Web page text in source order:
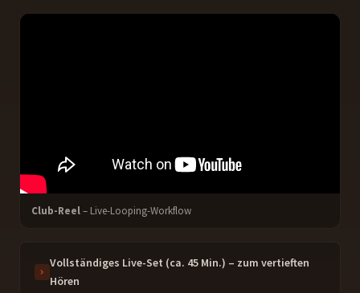
Club-Reel– Live-Looping-Workflow
Vollständiges Live-Set (ca. 45 Min.) – zum vertieften
Hören